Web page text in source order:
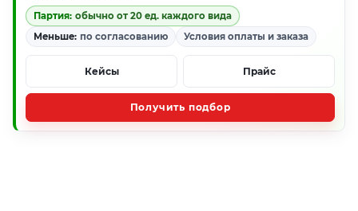
Партия: обычно от 20 ед. каждого вида
Меньше: по согласованию Условия оплаты и заказа
Кейсы Прайс
Получить подбор